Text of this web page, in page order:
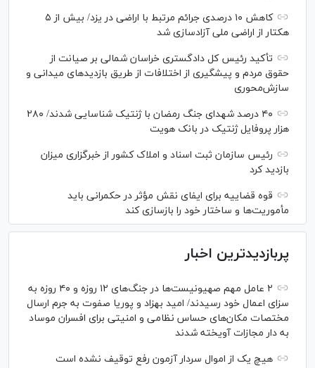
کاهش ۱۰ درصدی جرائم مرتبط با اراضی در یزد/ بیش از ۵
هکتار از اراضی ملی آزادسازی شد
تأکید رئیس کل دادگستری خراسان شمالی بر صیانت از
حقوق مردم و پیشگیری از اختلافات از طریق بازدید‌های میدانی و
سازش‌محوری
۴۰ درصد شهدای جنگ رمضان با ژنتیک شناسایی شدند/ ۲۸۰
هزار پروفایل ژنتیک در بانک هویت
رئیس سازمان ثبت اسناد و املاک کشور از خبرگزاری میزان
بازدید کرد
قوه قضاییه برای ایفای نقش مؤثر در حکمرانی باید
مأموریت‌ها و ساختار خود را بازسازی کند
پربازدیدترین اخبار
۲ عامل مهم صهیونیست‌ها در جنگ‌های ۱۲ روزه و ۴۰ روزه به
سزای اعمال خود رسیدند/ امید بهزاد و پوریا صفوت به جرم ارسال
مختصات مکان‌های حساس نظامی و امنیتی برای افسران موساد
به دار مجازات آویخته شدند
هیچ یک از اموال سردار آزمون رفع توقیف نشده است